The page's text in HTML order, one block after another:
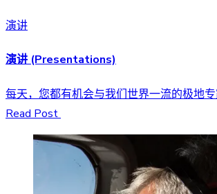
演讲
演讲 (Presentations)
每天，您都有机会与我们世界一流的极地专
Read Post